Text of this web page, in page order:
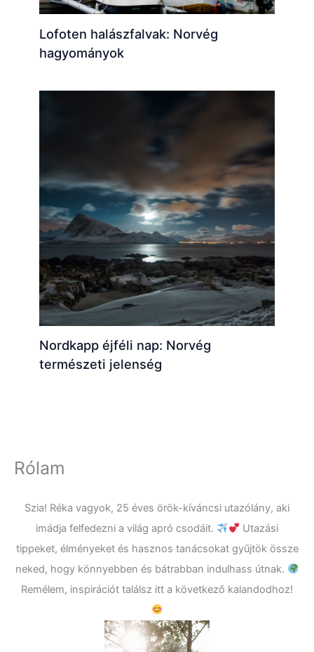
Lofoten halászfalvak: Norvég
hagyományok
Nordkapp éjféli nap: Norvég
természeti jelenség
Rólam
Szia! Réka vagyok, 25 éves örök-kíváncsi utazólány, aki
imádja felfedezni a világ apró csodáit.
Utazási
tippeket, élményeket és hasznos tanácsokat gyűjtök össze
neked, hogy könnyebben és bátrabban indulhass útnak.
Remélem, inspirációt találsz itt a következő kalandodhoz!